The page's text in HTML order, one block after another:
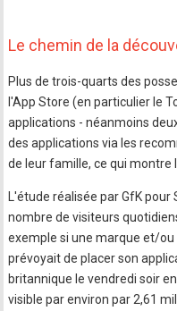
Le chemin de la
Plus de trois-quarts des
l'App Store (en particulier le
applications - néanmoins
des applications via les
de leur famille, ce qui montre
L'étude réalisée par GfK
nombre de visiteurs
exemple si une marque et/
prévoyait de placer son
britannique le vendredi soir
visible par environ par 2,61